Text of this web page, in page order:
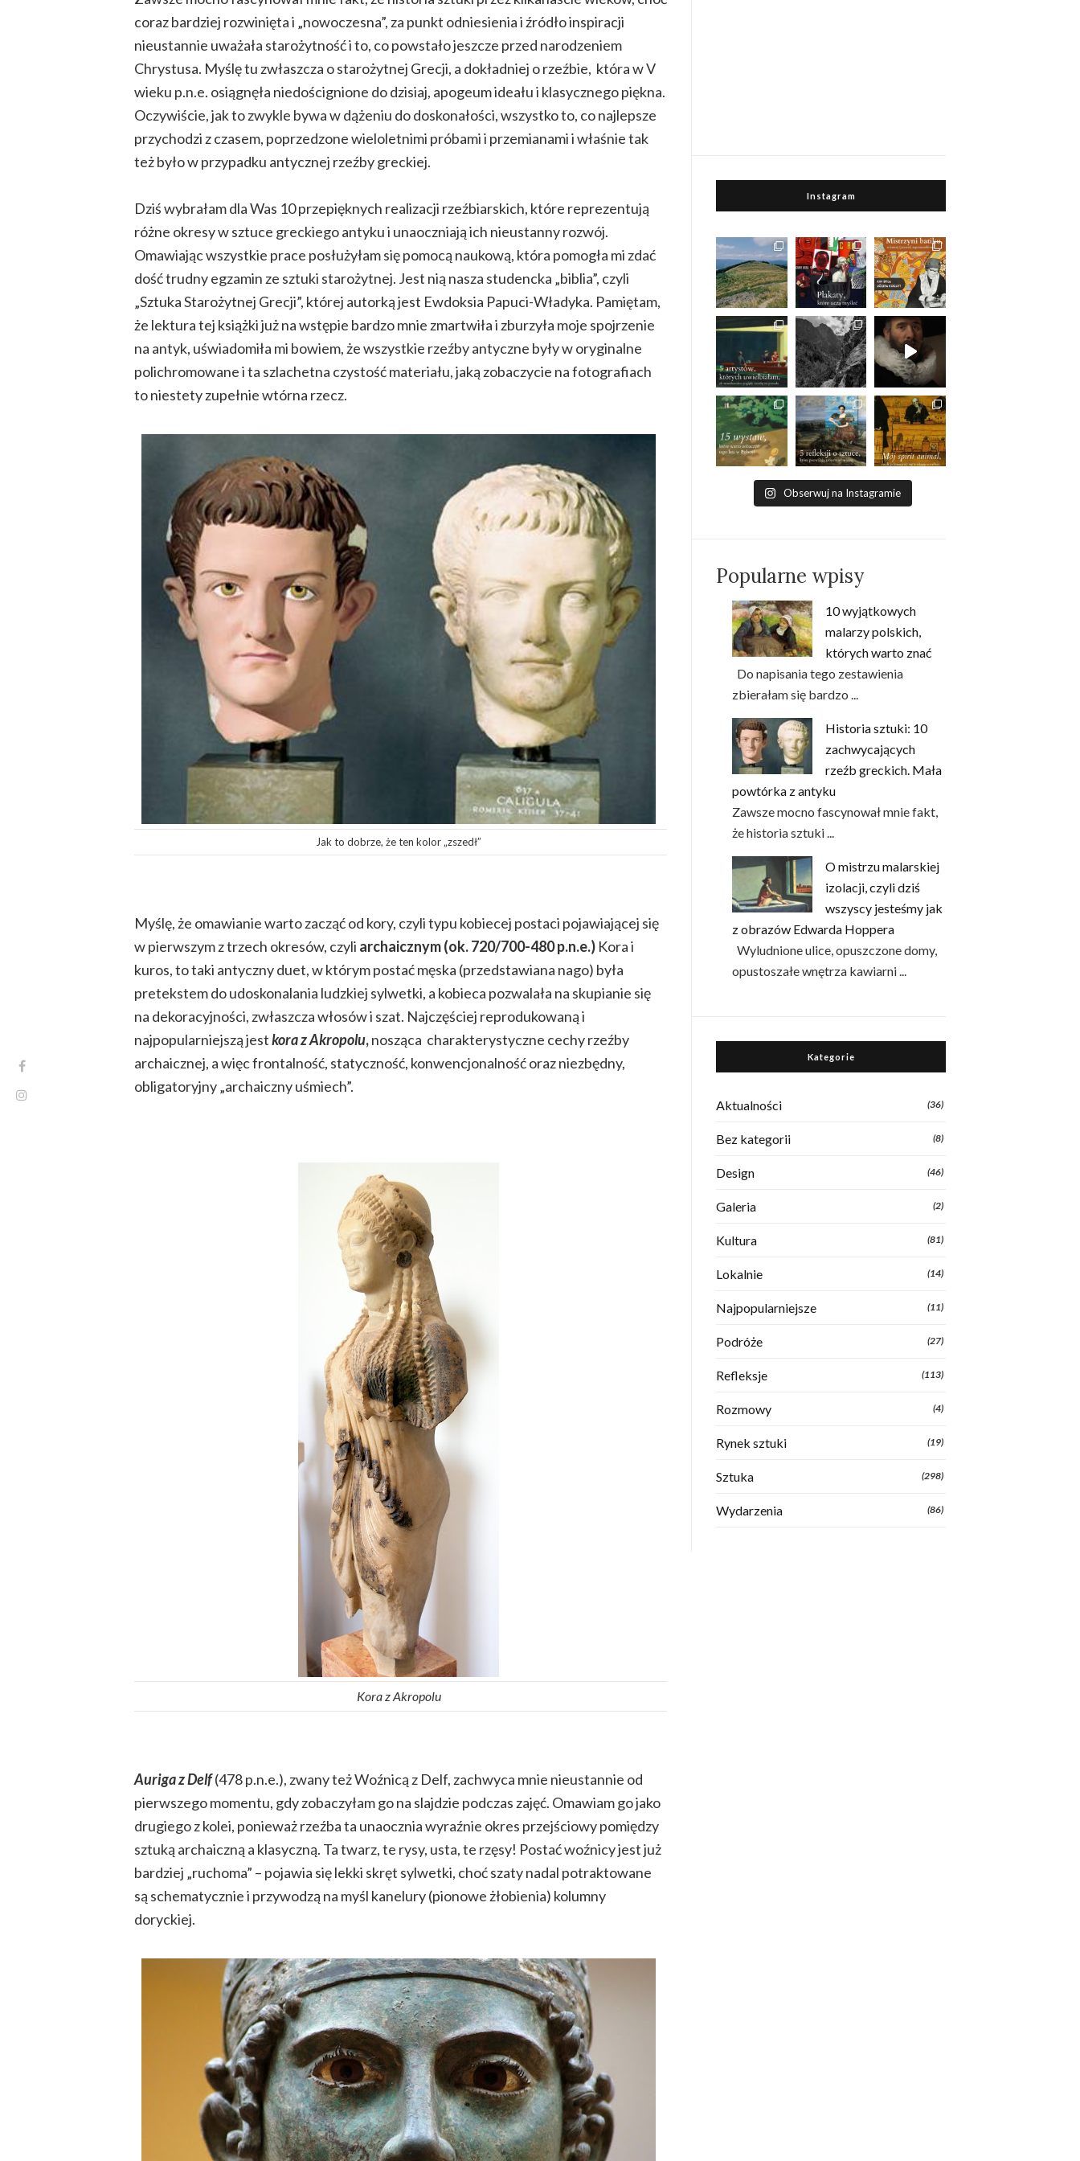
coraz bardziej rozwinięta i „nowoczesna”, za punkt odniesienia i źródło inspiracji
nieustannie uważała starożytność i to, co powstało jeszcze przed narodzeniem
Chrystusa. Myślę tu zwłaszcza o starożytnej Grecji, a dokładniej o rzeźbie, która w V
wieku p.n.e. osiągnęła niedoścignione do dzisiaj, apogeum ideału i klasycznego piękna.
Oczywiście, jak to zwykle bywa w dążeniu do doskonałości, wszystko to, co najlepsze
przychodzi z czasem, poprzedzone wieloletnimi próbami i przemianami i właśnie tak
też było w przypadku antycznej rzeźby greckiej.
Dziś wybrałam dla Was 10 przepięknych realizacji rzeźbiarskich, które reprezentują
różne okresy w sztuce greckiego antyku i unaoczniają ich nieustanny rozwój.
Omawiając wszystkie prace posłużyłam się pomocą naukową, która pomogła mi zdać
dość trudny egzamin ze sztuki starożytnej. Jest nią nasza studencka „biblia”, czyli
„Sztuka Starożytnej Grecji”, której autorką jest Ewdoksia Papuci-Władyka. Pamiętam,
że lektura tej książki już na wstępie bardzo mnie zmartwiła i zburzyła moje spojrzenie
na antyk, uświadomiła mi bowiem, że wszystkie rzeźby antyczne były w oryginalne
polichromowane i ta szlachetna czystość materiału, jaką zobaczycie na fotografiach
to niestety zupełnie wtórna rzecz.
Jak to dobrze, że ten kolor „zszedł”
Myślę, że omawianie warto zacząć od kory, czyli typu kobiecej postaci pojawiającej się
w pierwszym z trzech okresów, czyli archaicznym (ok. 720/700-480 p.n.e.) Kora i
kuros, to taki antyczny duet, w którym postać męska (przedstawiana nago) była
pretekstem do udoskonalania ludzkiej sylwetki, a kobieca pozwalała na skupianie się
na dekoracyjności, zwłaszcza włosów i szat. Najczęściej reprodukowaną i
najpopularniejszą jestkora z Akropolu,nosząca charakterystyczne cechy rzeźby
archaicznej, a więc frontalność, statyczność, konwencjonalność oraz niezbędny,
obligatoryjny „archaiczny uśmiech”.
Kora z Akropolu
Auriga z Delf(478 p.n.e.), zwany też Woźnicą z Delf, zachwyca mnie nieustannie od
pierwszego momentu, gdy zobaczyłam go na slajdzie podczas zajęć. Omawiam go jako
drugiego z kolei, ponieważ rzeźba ta unaocznia wyraźnie okres przejściowy pomiędzy
sztuką archaiczną a klasyczną. Ta twarz, te rysy, usta, te rzęsy! Postać woźnicy jest już
bardziej „ruchoma” – pojawia się lekki skręt sylwetki, choć szaty nadal potraktowane
są schematycznie i przywodzą na myśl kanelury (pionowe żłobienia) kolumny
doryckiej.
Instagram
Obserwuj na Instagramie
Popularne wpisy
10 wyjątkowych
malarzy polskich,
których warto znać
Do napisania tego zestawienia
zbierałam się bardzo ...
Historia sztuki: 10
zachwycających
rzeźb greckich. Mała
powtórka z antyku
Zawsze mocno fascynował mnie fakt,
że historia sztuki ...
O mistrzu malarskiej
izolacji, czyli dziś
wszyscy jesteśmy jak
z obrazów Edwarda Hoppera
Wyludnione ulice, opuszczone domy,
opustoszałe wnętrza kawiarni ...
Kategorie
Aktualności (36)
Bez kategorii (8)
Design (46)
Galeria (2)
Kultura (81)
Lokalnie (14)
Najpopularniejsze (11)
Podróże (27)
Refleksje (113)
Rozmowy (4)
Rynek sztuki (19)
Sztuka (298)
Wydarzenia (86)